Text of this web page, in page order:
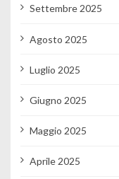
Settembre 2025
Agosto 2025
Luglio 2025
Giugno 2025
Maggio 2025
Aprile 2025